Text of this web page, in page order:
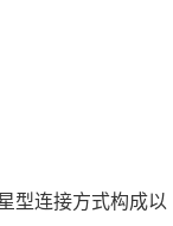
型连接方式构成以